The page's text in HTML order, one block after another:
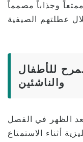
من ذوي الخبرة
– التوصيات
وجذاباً مصمماً
للأطفال
والناشئين
الظهر في الفصل